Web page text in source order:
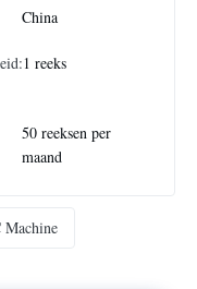
China
1 reeks
50 reeksen per
maand
Machine